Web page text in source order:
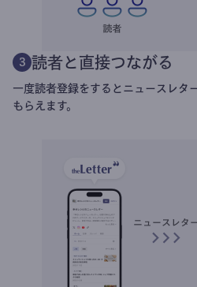
3 読者と直接つながる
一度読者登録をするとニュースレタ
もらえます。